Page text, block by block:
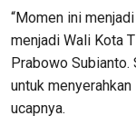
“Momen ini
menjadi Wali Kota
Prabowo Subianto.
untuk
ucapnya.